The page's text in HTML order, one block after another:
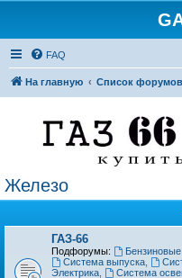
FAQ
На главную Список форумов
Железо
ГАЗ-66
Подфорумы: Бензиновые
Система выпуска,
Электрика
Система